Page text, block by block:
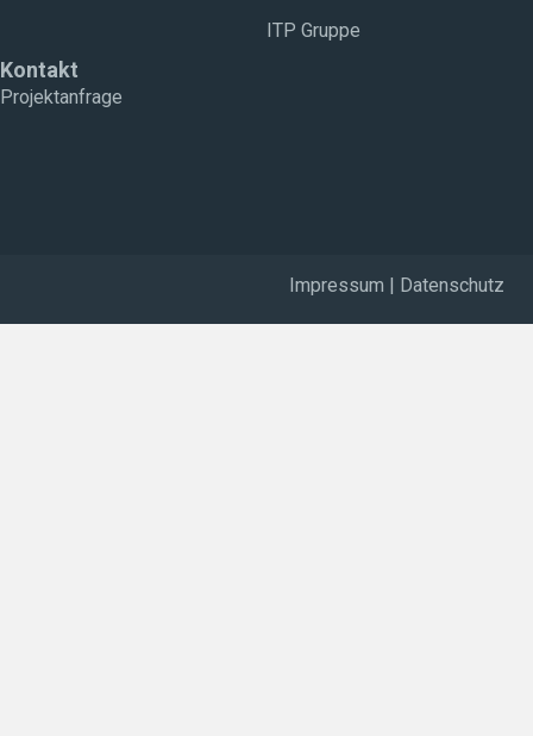
ITP Gruppe
Kontakt
Projektanfrage
Impressum | Datenschutz